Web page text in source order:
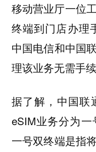
移动营业厅一位
终端到门店办理
中国电信和中国
理该业务无需手续
据了解，中国联
eSIM业务分为一
一号双终端是指